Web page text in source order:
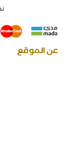
عن الموقع